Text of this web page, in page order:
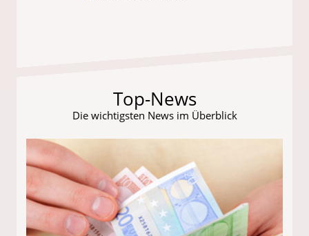
Top-News
Die wichtigsten News im Überblick